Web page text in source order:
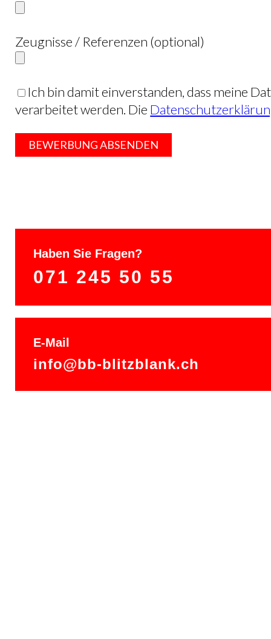
Zeugnisse / Referenzen (optional)
Ich bin damit einverstanden, dass meine
verarbeitet werden. Die
Haben Sie Fragen?
071 245 50 55
E-Mail
info@bb-blitzblank.ch